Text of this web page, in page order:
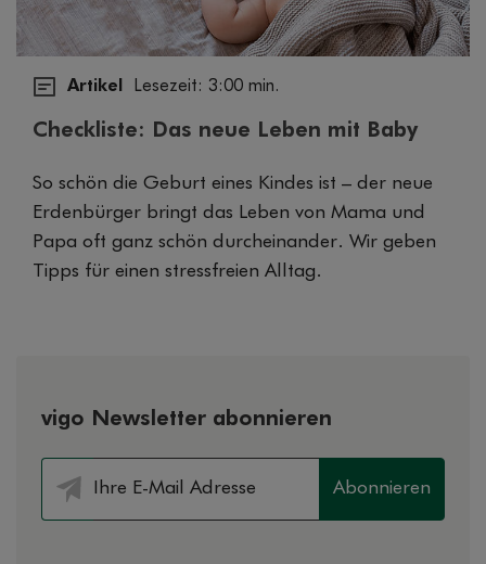
Artikel Lesezeit: 3:00 min.
Checkliste: Das neue Leben mit Baby
So schön die Geburt eines Kindes ist – der neue
Erdenbürger bringt das Leben von Mama und
Papa oft ganz schön durcheinander. Wir geben
Tipps für einen stressfreien Alltag.
vigo Newsletter abonnieren
Abonnieren